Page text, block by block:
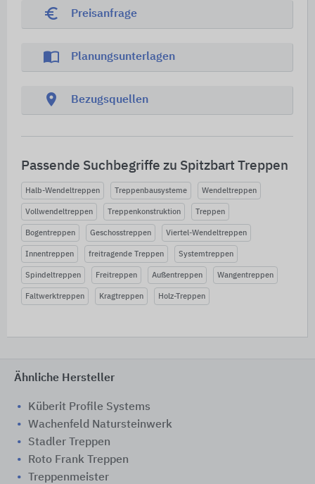
euro_symbol Preisanfrage
import_contacts Planungsunterlagen
location_on Bezugsquellen
Passende Suchbegriffe zu Spitzbart Treppen
Halb-Wendeltreppen Treppenbausysteme Wendeltreppen
Vollwendeltreppen Treppenkonstruktion Treppen
Bogentreppen Geschosstreppen Viertel-Wendeltreppen
Innentreppen freitragende Treppen Systemtreppen
Spindeltreppen Freitreppen Außentreppen Wangentreppen
Faltwerktreppen Kragtreppen Holz-Treppen
Ähnliche Hersteller
Küberit Profile Systems
Wachenfeld Natursteinwerk
Stadler Treppen
Roto Frank Treppen
Treppenmeister